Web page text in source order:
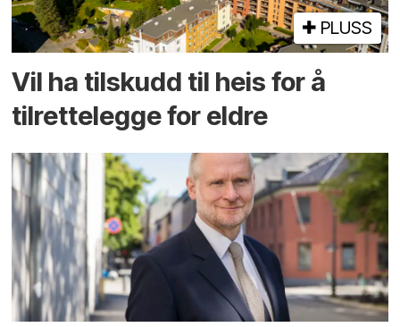
PLUSS
Vil ha tilskudd til heis for å
tilrettelegge for eldre